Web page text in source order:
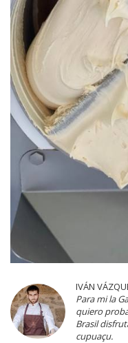
IVÁN
Para mi la
quiero
Brasil
cupuaçu.